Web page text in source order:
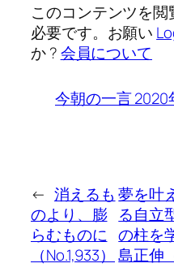
このコンテンツを
必要です。お願い
か ?会員について
今朝の一言 2020
← 消えるも
のより、膨
らむものに
（No.1,933）
夢を叶
る自立
の柱を
島正伸